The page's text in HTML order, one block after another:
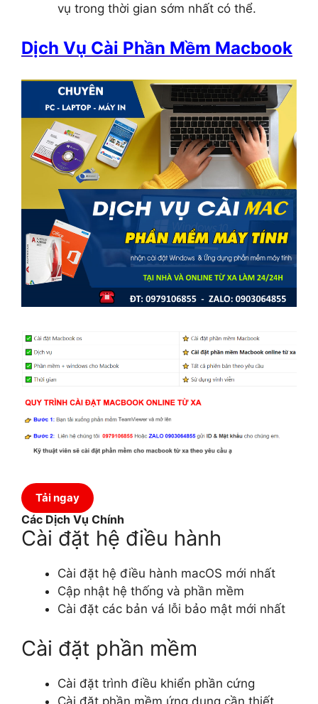
vụ trong thời gian sớm nhất có thể.
Dịch Vụ Cài Phần Mềm Macbook
Tải ngay
Các Dịch Vụ Chính
Cài đặt hệ điều hành
Cài đặt hệ điều hành macOS mới nhất
Cập nhật hệ thống và phần mềm
Cài đặt các bản vá lỗi bảo mật mới nhất
Cài đặt phần mềm
Cài đặt trình điều khiển phần cứng
Cài đặt phần mềm ứng dụng cần thiết